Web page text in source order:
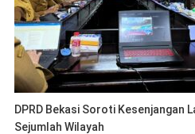
DPRD Bekasi Soroti Kesenjangan
Sejumlah Wilayah